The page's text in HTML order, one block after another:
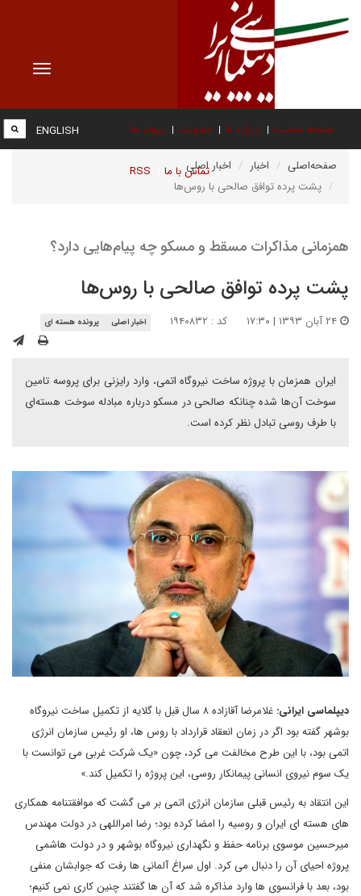
Toggle
صفحه نخست درباره ما عضویت پیوند ها
تماس با ما RSS
ENGLISH
صفحه‌اصلی اخبار
اخبار اصلی
پشت‌ پرده توافق صالحی با روس‌ها
همزمانی مذاکرات مسقط و مسکو چه پیام‌هایی دارد؟
پشت‌ پرده توافق صالحی با روس‌ها
کد : ۱۹۴۰۸۳۲ اخبار اصلی پرونده هسته ای
ایران همزمان با پروژه ساخت نیروگاه اتمی، وارد رایزنی برای پروسه تامین
سوخت آن‌ها شده چنانکه صالحی در مسکو درباره مبادله سوخت هسته‌ای
با طرف روسی تبادل نظر کرده است.
دیپلماسی ایرانی:
غلامرضا آقازاده ۸ سال قبل با گلایه از تکمیل ساخت نیروگاه
بوشهر گفته بود اگر در زمان انعقاد قرارداد با روس ها، او رئیس سازمان انرژی
اتمی بود، با این طرح مخالفت می کرد، چون «یک شرکت غربی می توانست با
یک سوم نیروی انسانی پیمانکار روسی، این پروژه را تکمیل کند.»
این انتقاد به رئیس قبلی سازمان انرژی اتمی بر می گشت که موافقتنامه همکاری
های هسته ای ایران و روسیه را امضا کرده بود؛ رضا امراللهی در دولت مهندس
میرحسین موسوی برنامه حفظ و نگهداری نیروگاه بوشهر و در دولت هاشمی
پروژه احیای آن را دنبال می کرد. اول سراغ آلمانی ها رفت که جوابشان منفی
بود، بعد با فرانسوی ها وارد مذاکره شد که آن ها گفتند چنین کاری نمی کنیم؛